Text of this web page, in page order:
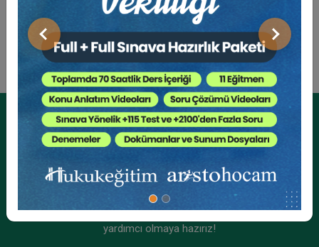
Önceki Sonraki
Kurumsal Üyelikler İçin
Kurumsal Teklif Alın
yardımcı olmaya hazırız!